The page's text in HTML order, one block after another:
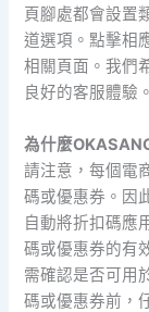
頁腳處都會設置
道選項。點擊相
相關頁面。我們
良好的客服體驗。
為什麼
請注意，每個電
碼或優惠券。因
自動將折扣碼應
碼或優惠券的有
需確認是否可用
碼或優惠券前，